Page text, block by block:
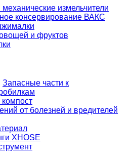
механические измельчители
консервирование ВАКС
и фруктов
Запасные части к
от болезней и вредителей
XHOSE